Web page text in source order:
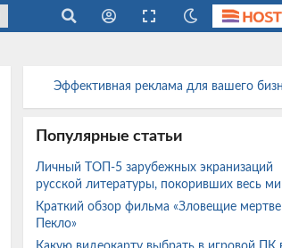
Эффективная реклама для вашего
Популярные статьи
Личный ТОП-5 зарубежных экранизаций
русской литературы, покоривших весь
Краткий обзор фильма «Зловещие
Пекло»